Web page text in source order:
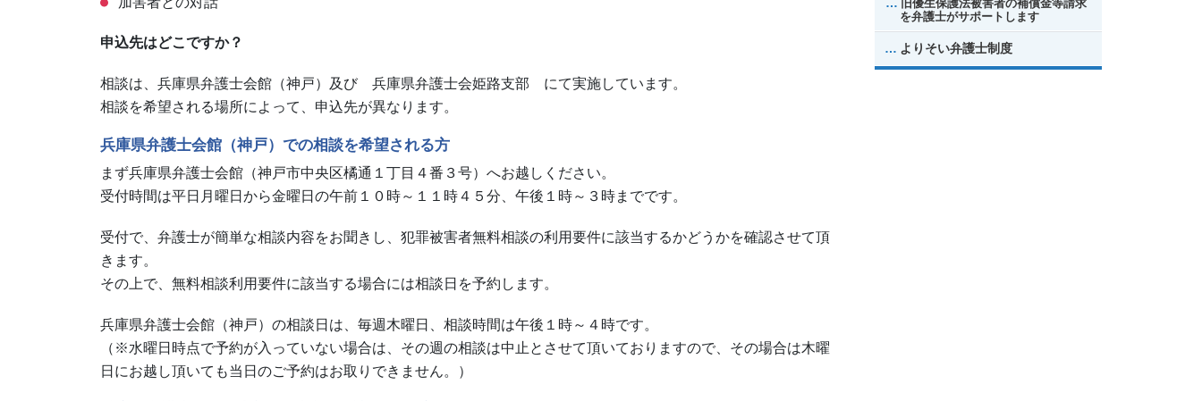
申込先はどこですか？
相談は、兵庫県弁護士会館（神戸）及び 兵庫県弁護士会姫路支部 にて実施しています。
相談を希望される場所によって、申込先が異なります。
兵庫県弁護士会館（神戸）での相談を希望される方
まず兵庫県弁護士会館（神戸市中央区橘通１丁目４番３号）へお越しください。
受付時間は平日月曜日から金曜日の午前１０時～１１時４５分、午後１時～３時までです。
受付で、弁護士が簡単な相談内容をお聞きし、犯罪被害者無料相談の利用要件に該当するかどうかを確認させて頂
きます。
その上で、無料相談利用要件に該当する場合には相談日を予約します。
兵庫県弁護士会館（神戸）の相談日は、毎週木曜日、相談時間は午後１時～４時です。
（※水曜日時点で予約が入っていない場合は、その週の相談は中止とさせて頂いておりますので、その場合は木曜
日にお越し頂いても当日のご予約はお取りできません。）
旧優生保護法被害者の補償金等請求
を弁護士がサポートします
よりそい弁護士制度